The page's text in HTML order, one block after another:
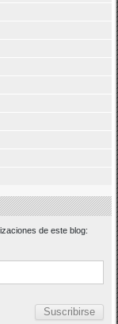
de este blog: